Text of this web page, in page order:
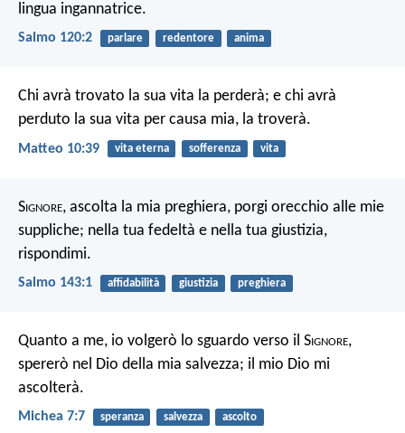
lingua ingannatrice.
Salmo 120:2 parlare redentore anima
Chi avrà trovato la sua vita la perderà; e chi avrà
perduto la sua vita per causa mia, la troverà.
Matteo 10:39 vita eterna sofferenza vita
Signore, ascolta la mia preghiera, porgi orecchio alle mie
suppliche; nella tua fedeltà e nella tua giustizia,
rispondimi.
Salmo 143:1 affidabilità giustizia preghiera
Quanto a me, io volgerò lo sguardo verso il Signore,
spererò nel Dio della mia salvezza; il mio Dio mi
ascolterà.
Michea 7:7 speranza salvezza ascolto